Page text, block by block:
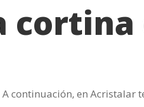
continuación, en Acristalar